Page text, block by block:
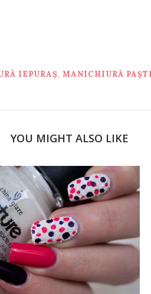
IEPURAȘ, MANICHIURĂ
YOU MIGHT ALSO LIKE